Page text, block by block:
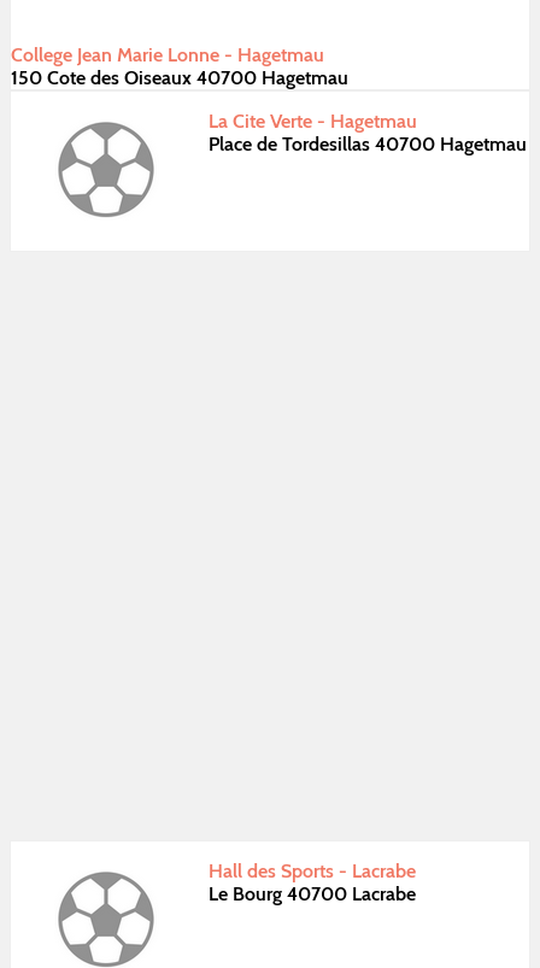
College Jean Marie Lonne - Hagetmau
150 Cote des Oiseaux 40700 Hagetmau
La Cite Verte - Hagetmau
Place de Tordesillas 40700 Hagetmau
Hall des Sports - Lacrabe
Le Bourg 40700 Lacrabe